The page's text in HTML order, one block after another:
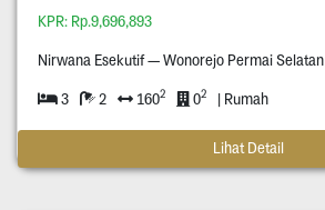
KPR: Rp.9,696,893
Nirwana Esekutif — Wonorejo Permai Selatan
3 2 1602 02 | Rumah
Lihat Detail